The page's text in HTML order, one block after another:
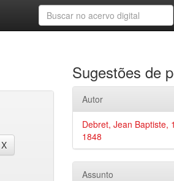
Sugestões de
Autor
Debret, Jean Baptiste,
1848
Assunto